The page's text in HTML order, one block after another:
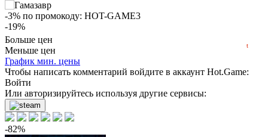
-3% по промокоду: HOT-GAME3
-19%
854 ₽купить
-5%по промокоду:
-5%
998 ₽купить
-4%
1009 ₽купить
Больше цен
Меньше цен
t
График мин. цены
Чтобы написать комментарий войдите в аккаунт Hot.Game:
Войти
Или авторизируйтесь используя другие сервисы:
-82%